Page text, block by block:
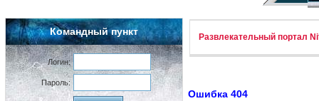
Командный пункт
Логин:
Пароль:
Развлекательный портал
Ошибка 404